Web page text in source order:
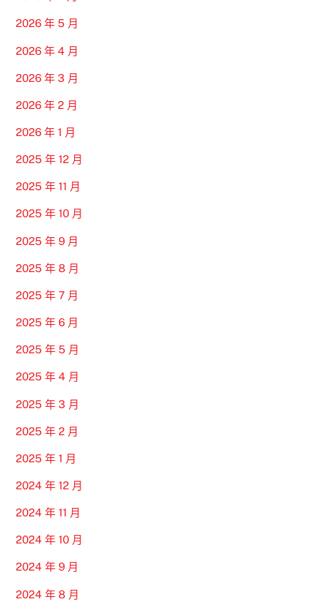
2026 年 5 月
2026 年 4 月
2026 年 3 月
2026 年 2 月
2026 年 1 月
2025 年 12 月
2025 年 11 月
2025 年 10 月
2025 年 9 月
2025 年 8 月
2025 年 7 月
2025 年 6 月
2025 年 5 月
2025 年 4 月
2025 年 3 月
2025 年 2 月
2025 年 1 月
2024 年 12 月
2024 年 11 月
2024 年 10 月
2024 年 9 月
2024 年 8 月